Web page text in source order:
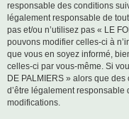
responsable des conditions
légalement responsable de
pas et/ou n’utilisez pas « LE
pouvons modifier celles-ci à
que vous en soyez informé,
celles-ci par vous-même. Si
DE PALMIERS » alors que
d’être légalement
modifications.